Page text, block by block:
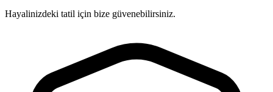
Hayalinizdeki tatil için bize güvenebilirsiniz.